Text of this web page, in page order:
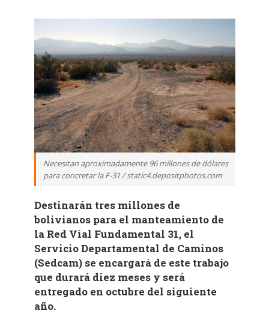
Necesitan aproximadamente 96 millones de dólares
para concretar la F-31 / static4.depositphotos.com
Destinarán tres millones de
bolivianos para el manteamiento de
la Red Vial Fundamental 31, el
Servicio Departamental de Caminos
(Sedcam) se encargará de este trabajo
que durará diez meses y será
entregado en octubre del siguiente
año.